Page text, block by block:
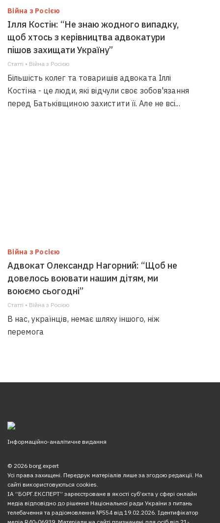
Війна з Росією
Ілля Костін: “Не знаю жодного випадку,
щоб хтось з керівництва адвокатури
пішов захищати Україну”
Статті • Війна з Росією
Більшість колег та товаришів адвоката Іллі
Костіна - це люди, які відчули своє зобов'язання
перед Батьківщиною захистити її. Але не всі...
Війна з Росією
Адвокат Олександр Нагорний: “Щоб не
довелось воювати нашим дітям, ми
воюємо сьогодні”
Статті • Війна з Росією
В нас, українців, немає шляху іншого, ніж
перемога
Інформаційно-аналітичне видання
© 2026 borg.expert
Усі права захищені. Передрук матеріалів лише за згодою редакції. На
сайті використовуються cookies.
ІА “БОРГ.ЕКСПЕРТ” зареєстроване в якості суб’єкта у сфері онлайн
медіа відповідно до рішення Національної ради України з питань
телебачення та радіомовлення №554 від 19.02.2026. Ідентифікатор